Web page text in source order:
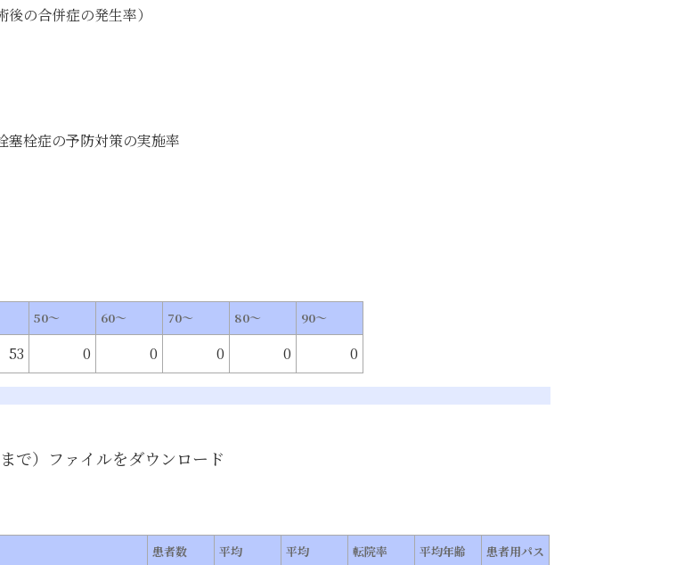
の合併症の発生率）
塞栓症の予防対策の実施率
50～ 60～ 70～ 80～
90～
53 0 0 0 0 0
で） ファイルをダウンロード
患者数
平均
平均
転院率 平均年齢 患者用パス